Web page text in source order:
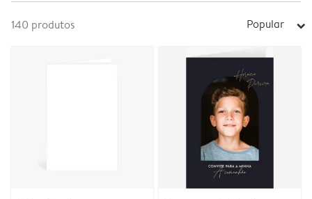
140 produtos Popular arrow_right